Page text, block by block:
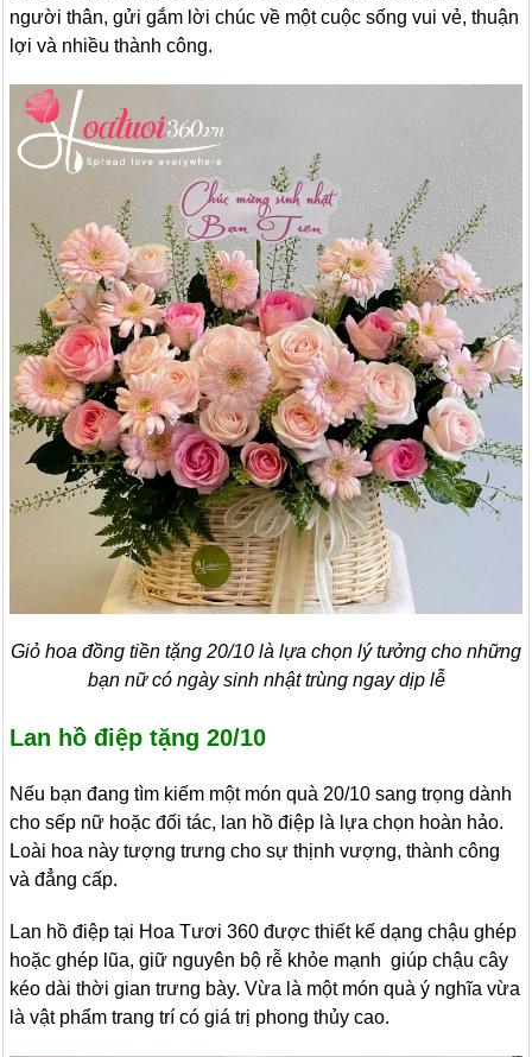
người thân, gửi gắm lời chúc về một cuộc sống vui vẻ, thuận
lợi và nhiều thành công.
Giỏ hoa đồng tiền tặng 20/10 là lựa chọn lý tưởng cho những
bạn nữ có ngày sinh nhật trùng ngay dịp lễ
Lan hồ điệp tặng 20/10
Nếu bạn đang tìm kiếm một món quà 20/10 sang trọng dành
cho sếp nữ hoặc đối tác, lan hồ điệp là lựa chọn hoàn hảo.
Loài hoa này tượng trưng cho sự thịnh vượng, thành công
và đẳng cấp.
Lan hồ điệp tại Hoa Tươi 360 được thiết kế dạng chậu ghép
hoặc ghép lũa, giữ nguyên bộ rễ khỏe mạnh giúp chậu cây
kéo dài thời gian trưng bày. Vừa là một món quà ý nghĩa vừa
là vật phẩm trang trí có giá trị phong thủy cao.